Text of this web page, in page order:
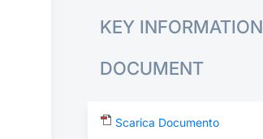
KEY INFORMATION
DOCUMENT
Scarica Documento